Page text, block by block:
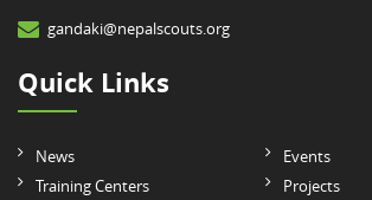
gandaki@nepalscouts.org
Quick Links
News
Events
Training Centers
Projects